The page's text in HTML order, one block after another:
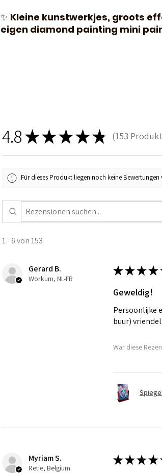
✨ Kleine kunstwerkjes, groots
eigen diamond painting mini
4.8★★★★★ 153
153
Für dieses Produkt liegen noch keine
1 - 6 von 153
Gerard B.
Workum, NL-FR
★★★★
Geweldig!
Persoonlijke
buur)
War diese
Myriam S.
Retie, Belgium
★★★★